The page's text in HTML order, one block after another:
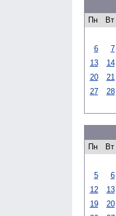
Пн
Вт
6
7
13
14
20
21
27
28
Пн
Вт
5
6
12
13
19
20